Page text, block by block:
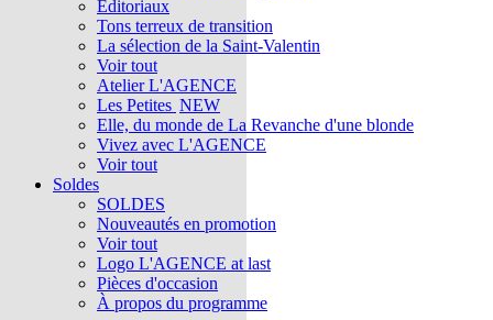
Éditoriaux
Tons terreux de transition
La sélection de la Saint-Valentin
Voir tout
Atelier L'AGENCE
Les Petites NEW
Elle, du monde de La Revanche d'une blonde
Vivez avec L'AGENCE
Voir tout
Soldes
SOLDES
Nouveautés en promotion
Voir tout
Logo L'AGENCE at last
Pièces d'occasion
À propos du programme